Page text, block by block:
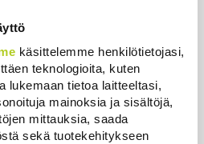
käsittelemme henkilötietojasi,
teknologioita, kuten
lukemaan tietoa laitteeltasi,
mainoksia ja sisältöjä,
mittauksia, saada
sekä tuotekehitykseen
ottaa järki